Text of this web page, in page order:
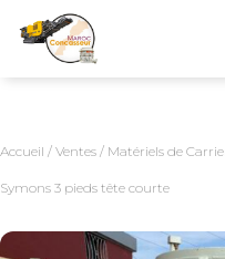
Accueil / Ventes / Matériels de
Symons 3 pieds tête courte